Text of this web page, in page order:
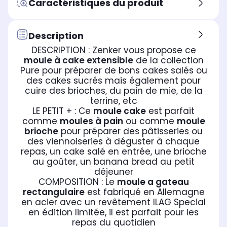
Caractéristiques du produit
Description
DESCRIPTION : Zenker vous propose ce
moule à cake extensiblede la collection
Pure pour préparer de bons cakes salés ou
des cakes sucrés mais également pour
cuire des brioches, du pain de mie, de la
terrine, etc
LE PETIT + : Ce moule cake est parfait
comme moules à pain ou comme moule
brioche pour préparer des pâtisseries ou
des viennoiseries à déguster à chaque
repas, un cake salé en entrée, une brioche
au goûter, un banana bread au petit
déjeuner
COMPOSITION : Le moule a gateau
rectangulaireest fabriqué en Allemagne
en acier avec un revêtement ILAG Special
en édition limitée, il est parfait pour les
repas du quotidien